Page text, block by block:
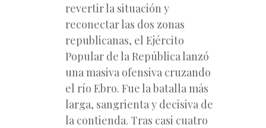
revertir la situación y
reconectar las dos zonas
republicanas, el Ejército
Popular de la República lanzó
una masiva ofensiva cruzando
el río Ebro. Fue la batalla más
larga, sangrienta y decisiva de
la contienda. Tras casi cuatro